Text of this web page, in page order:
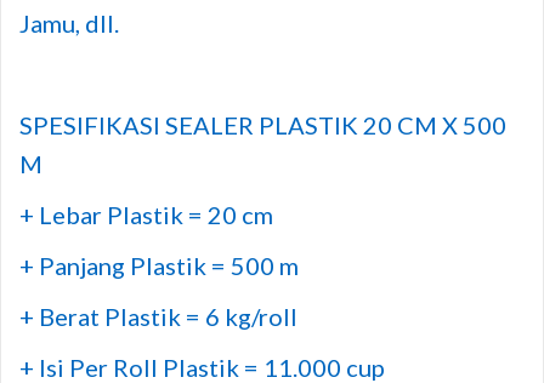
Jamu, dll.
SPESIFIKASI SEALER PLASTIK 20 CM X 500
M
+ Lebar Plastik = 20 cm
+ Panjang Plastik = 500 m
+ Berat Plastik = 6 kg/roll
+ Isi Per Roll Plastik = 11.000 cup